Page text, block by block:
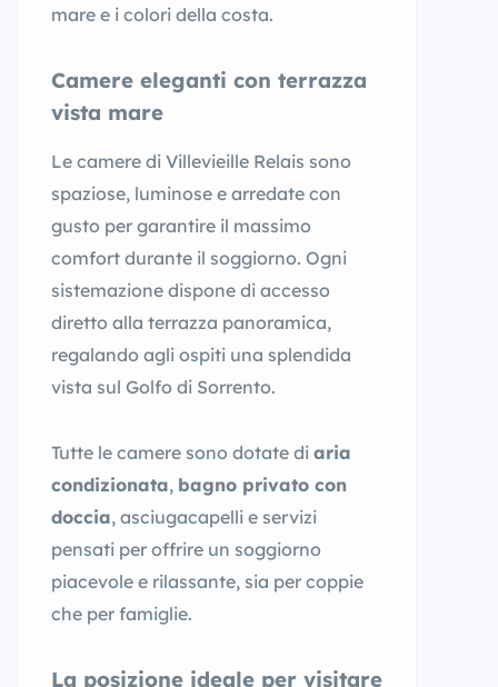
mare e i colori della costa.
Camere eleganti con terrazza
vista mare
Le camere di Villevieille Relais sono
spaziose, luminose e arredate con
gusto per garantire il massimo
comfort durante il soggiorno. Ogni
sistemazione dispone di accesso
diretto alla terrazza panoramica,
regalando agli ospiti una splendida
vista sul Golfo di Sorrento.
Tutte le camere sono dotate di aria
condizionata, bagno privato con
doccia, asciugacapelli e servizi
pensati per offrire un soggiorno
piacevole e rilassante, sia per coppie
che per famiglie.
La posizione ideale per visitare